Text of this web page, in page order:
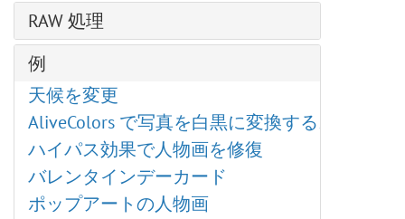
シャドウに関する効果
シャープ効果、二階調効果
様式化に関する効果
ディスト―ション
ぼかし効果
Points プラグイン
Enhancer プラグイン
Neon プラグイン
レンズ補正
ノイズ
ページカール
ピクセル化
シャドウとハイライト
シャープ効果
テクスチャ塗りつぶし
ぼかしツール
シャープツール
指先ツール
覆い焼きツール
焼きこみツール
スポンジツール
詳細なブラシ設定
エナジー ブラシ
スプレー(アーティスティック)
指先ツール (アーティスティック)
ストローク
整列ツール
移動ツール
切り取りツール
遠近法の切り取り
変形
スポイトツール
手のひらツール
ズームツール
RAW 処理
全般設定
色調カーブ
ディテール
HSL/グレースケール
レンズ補正
プリセット
例
天候を変更
AliveColors で写真を白黒に変換する5つの方法
ハイパス効果で人物画を修復
バレンタインデーカード
ポップアートの人物画